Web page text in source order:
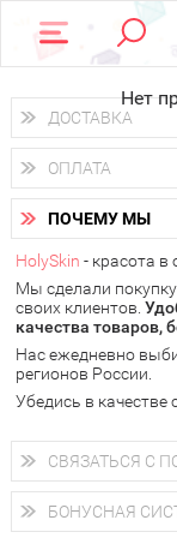
Нет
ДОСТАВКА
Доставка
Вы можете выбрать
получить заказ в
самовывоза.
В 20 городах
следующий день.
у Вас всегда
доставку от
подробнее об
ОПЛАТА
Вы можете
наличными
через
электронными
ПОЧЕМУ МЫ
HolySkin - красота в
Мы сделали
своих клиентов.
качества товаров,
Нас ежедневно
регионов России.
Убедись в качестве
СВЯЗАТЬСЯ С
+7 (800) 707-24-55
Мы будем рады
магазина,
БОНУСНАЯ